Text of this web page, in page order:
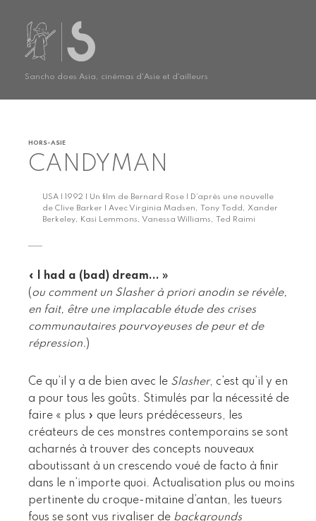
Sancho does Asia, cinémas d'Asie et d'ailleurs
HORS-ASIE
CANDYMAN
USA | 1992 | Un film de Bernard Rose | D’après une nouvelle
de Clive Barker | Avec Virginia Madsen, Tony Todd, Xander
Berkeley, Kasi Lemmons, Vanessa Williams, Ted Raimi
« I had a (bad) dream... »
(ou comment un Slasher à priori anodin se révèle,
en fait, être une implacable étude des crises
communautaires pourvoyeuses de peur et de
répression.)
Ce qu’il y a de bien avec le Slasher, c’est qu’il y en
a pour tous les goûts. Stimulés par la nécessité de
faire « plus » que leurs prédécesseurs, les
créateurs de ces monstres contemporains se sont
acharnés à trouver des concepts nouveaux
aboutissant à un crescendo voué de facto à finir
dans le n’importe quoi. Actualisation plus ou moins
pertinente du croque-mitaine d’antan, les tueurs
fous se sont vus rivaliser de backgrounds